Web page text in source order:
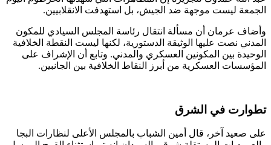
الجمعة ليست موجهة ضد الجيش، بل استهدفت الانقلابيين.
وأضاف عرمان أن مسألة انتقال رئاسة المجلس السيادي للمكون
المدني نصت عليها الوثيقة الدستورية، لكنها ليست النقطة الخلافية
الوحيدة بين المكونين العسكري والمدني. وتابع أن الإشراف على
المؤسسات العسكرية من أبرز النقاط الخلافية بين الجانبين.
تطوارت في الشرق
على صعيد آخر، قال أمين الشباب بالمجلس الأعلى لنظارات البجا